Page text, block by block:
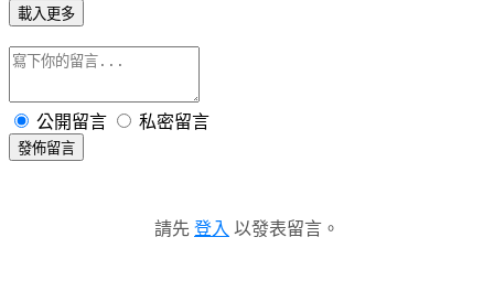
載入更多
公開留言 私密留言
發佈留言
請先 登入 以發表留言。